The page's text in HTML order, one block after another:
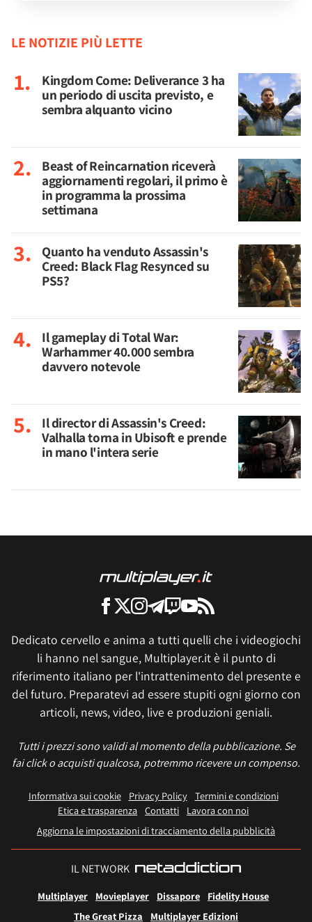
LE NOTIZIE PIÙ LETTE
Kingdom Come: Deliverance 3 ha
un periodo di uscita previsto, e
sembra alquanto vicino
Beast of Reincarnation riceverà
aggiornamenti regolari, il primo è
in programma la prossima
settimana
Quanto ha venduto Assassin's
Creed: Black Flag Resynced su
PS5?
Il gameplay di Total War:
Warhammer 40.000 sembra
davvero notevole
Il director di Assassin's Creed:
Valhalla torna in Ubisoft e prende
in mano l'intera serie
Dedicato cervello e anima a tutti quelli che i videogiochi
li hanno nel sangue, Multiplayer.it è il punto di
riferimento italiano per l'intrattenimento del presente e
del futuro. Preparatevi ad essere stupiti ogni giorno con
articoli, news, video, live e produzioni geniali.
Tutti i prezzi sono validi al momento della pubblicazione. Se
fai click o acquisti qualcosa, potremmo ricevere un compenso.
Informativa sui cookie Privacy Policy
Termini e condizioni
Etica e trasparenza Contatti
Lavora con noi
Aggiorna le impostazioni di tracciamento della pubblicità
IL NETWORK
Multiplayer Movieplayer Dissapore
Fidelity House
The Great Pizza
Multiplayer Edizioni